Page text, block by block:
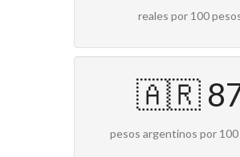
reales por 100
🇦🇷
pesos argentinos por